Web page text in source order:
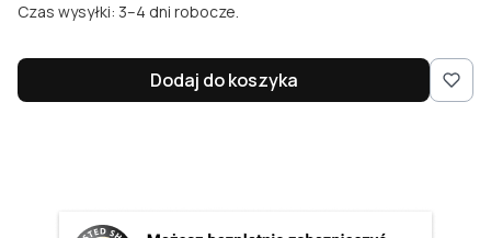
Czas wysyłki: 3–4 dni robocze.
Dodaj do koszyka